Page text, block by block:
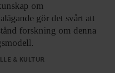
om
gör det svårt att
forskning om denna
& KULTUR